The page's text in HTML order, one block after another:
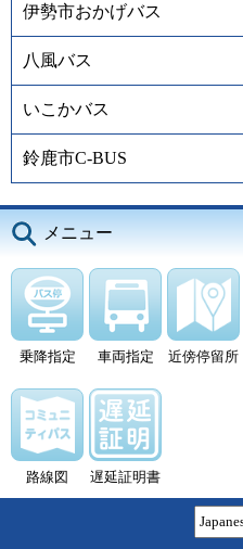
伊勢市おかげバス
八風バス
いこかバス
鈴鹿市C-BUS
メニュー
乗降指定 車両指定 近傍停留所
路線図 遅延証明書